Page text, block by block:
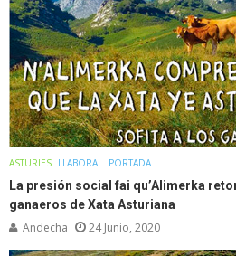
ASTURIES LLABORAL PORTADA
La presión social fai qu’Alimerka
ganaeros de Xata Asturiana
Andecha 24 Junio, 2020